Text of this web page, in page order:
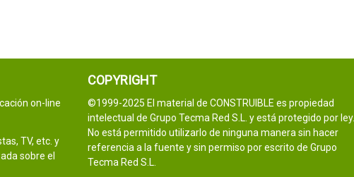
on-line
TV, etc. y
sobre el
COPYRIGHT
©1999-2025 El material de CONSTRUIBLE es propiedad
intelectual de Grupo Tecma Red S.L. y está protegido por ley.
No está permitido utilizarlo de ninguna manera sin hacer
referencia a la fuente y sin permiso por escrito de Grupo
Tecma Red S.L.